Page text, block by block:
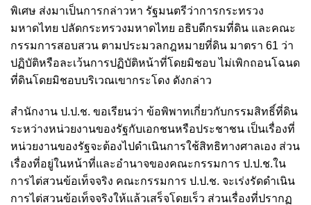
พิเศษ ส่งมาเป็นการกล่าวหา รัฐมนตรีว่าการกระทรวง
มหาดไทย ปลัดกระทรวงมหาดไทย อธิบดีกรมที่ดิน และคณะ
กรรมการสอบสวน ตามประมวลกฎหมายที่ดิน มาตรา 61 ว่า
ปฏิบัติหรือละเว้นการปฏิบัติหน้าที่โดยมิชอบ ไม่เพิกถอนโฉนด
ที่ดินโดยมิชอบบริเวณเขากระโดง ดังกล่าว
สำนักงาน ป.ป.ช. ขอเรียนว่า ข้อพิพาทเกี่ยวกับกรรมสิทธิ์ที่ดิน
ระหว่างหน่วยงานของรัฐกับเอกชนหรือประชาชน เป็นเรื่องที่
หน่วยงานของรัฐจะต้องไปดำเนินการใช้สิทธิทางศาลเอง ส่วน
เรื่องที่อยู่ในหน้าที่และอำนาจของคณะกรรมการ ป.ป.ช.ใน
การไต่สวนข้อเท็จจริง คณะกรรมการ ป.ป.ช. จะเร่งรัดดำเนิน
การไต่สวนข้อเท็จจริงให้แล้วเสร็จโดยเร็ว ส่วนเรื่องที่ปรากฏ